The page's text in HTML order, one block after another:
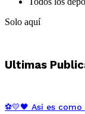
Solo aquí
Ultimas
⚽💛🖤 Así es